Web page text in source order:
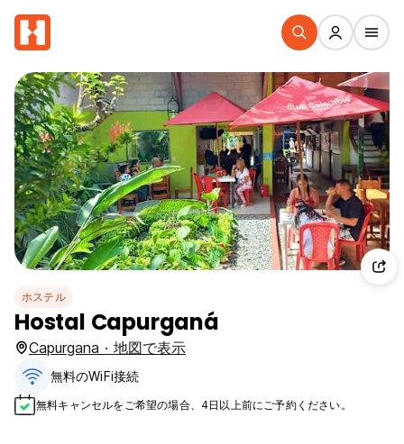
ホステル
Hostal Capurganá
Capurgana · 地図で表示
無料のWiFi接続
無料キャンセルをご希望の場合、4日以上前にご予約ください。